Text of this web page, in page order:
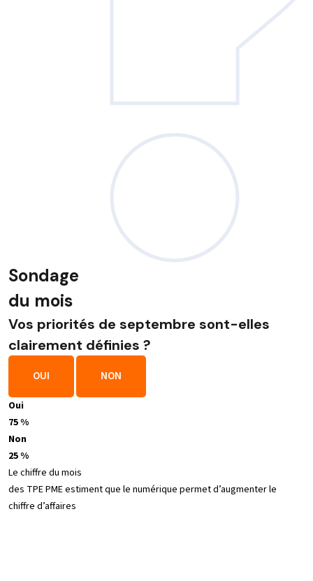
Sondage
du mois
Vos priorités de septembre sont-elles
clairement définies ?
OUI NON
Oui
75 %
Non
25 %
Le chiffre du mois
des TPE PME estiment que le numérique permet d’augmenter le
chiffre d’affaires